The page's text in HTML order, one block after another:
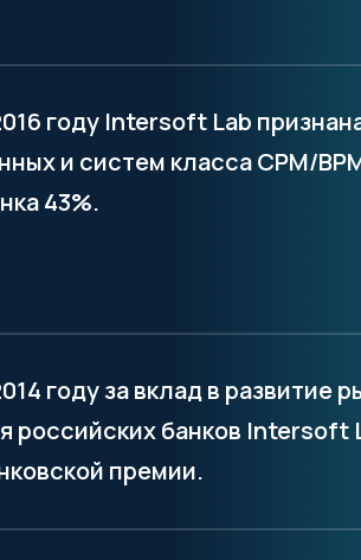
году Intersoft Lab
и систем класса CPM/
43%.
году за вклад в
российских банков Intersoft
премии.